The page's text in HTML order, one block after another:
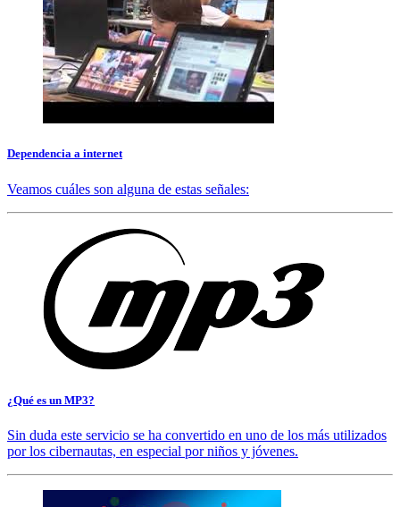
Dependencia a internet
Veamos cuáles son alguna de estas señales:
¿Qué es un MP3?
Sin duda este servicio se ha convertido en uno de los más utilizados
por los cibernautas, en especial por niños y jóvenes.